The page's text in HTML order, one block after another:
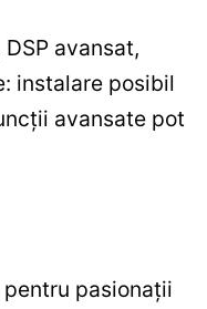
avansat,
instalare posibil
avansate pot
pasionații